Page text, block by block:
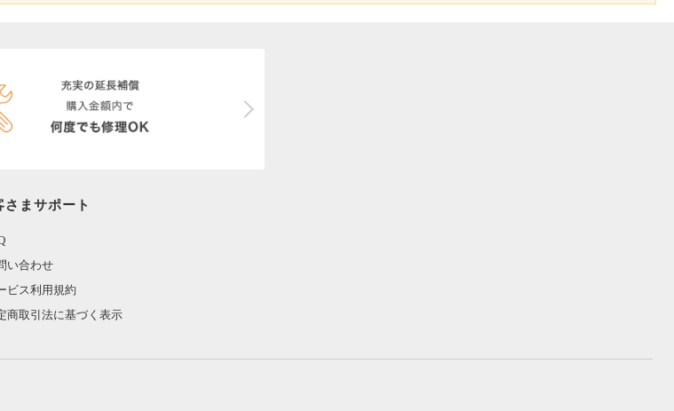
さまサポート
い合わせ
ビス利用規約
商取引法に基づく表示